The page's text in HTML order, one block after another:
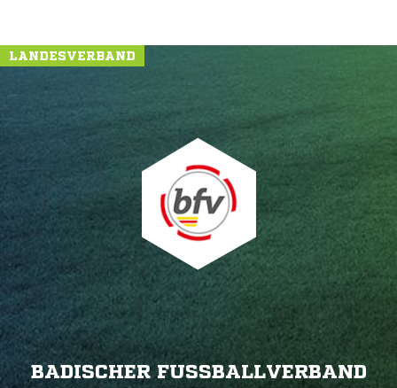
LANDESVERBAND
BADISCHER FUSSBALLVERBAND